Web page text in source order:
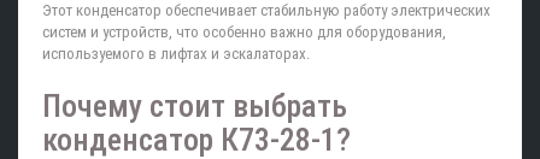
Этот конденсатор обеспечивает стабильную работу электрических
систем и устройств, что особенно важно для оборудования,
используемого в лифтах и эскалаторах.
Почему стоит выбрать
конденсатор К73-28-1?